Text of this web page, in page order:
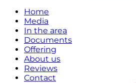
Home
Media
In the area
Documents
Offering
About us
Reviews
Contact